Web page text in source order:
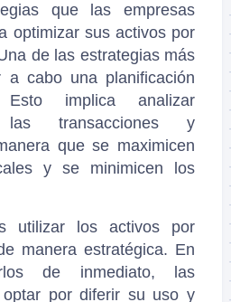
que las empresas
optimizar sus activos por
de las estrategias más
a cabo una planificación
implica analizar
las transacciones y
que se maximicen
y se minimicen los
utilizar los activos por
manera estratégica. En
de inmediato, las
optar por diferir su uso y